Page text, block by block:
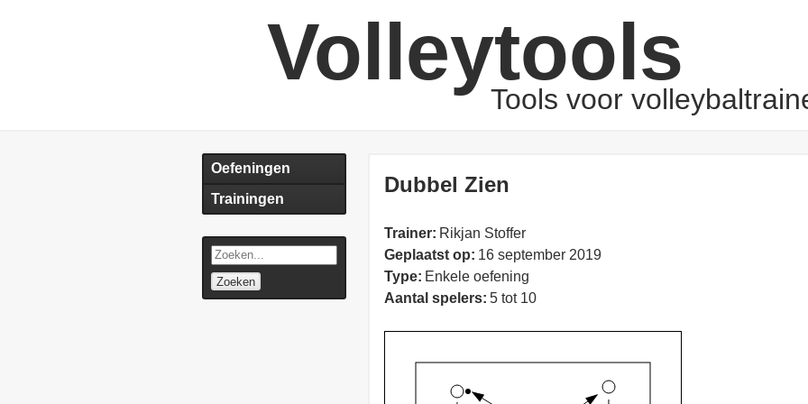
Volleytools
Tools voor
Oefeningen
Trainingen
Zoeken
Dubbel Zien
Trainer: Rikjan Stoffer
Geplaatst op: 16 september 2019
Type: Enkele oefening
Aantal spelers: 5 tot 10